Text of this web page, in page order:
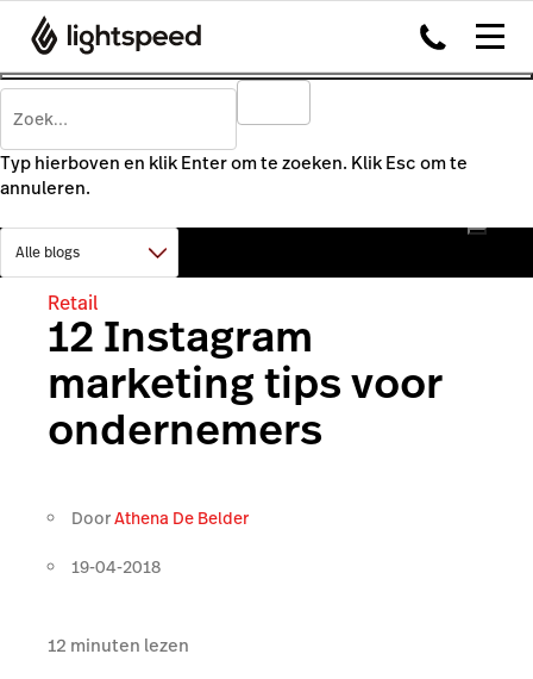
Typ hierboven en klik Enter om te zoeken. Klik Esc om te
annuleren.
Retail
12 Instagram
marketing tips voor
ondernemers
DoorAthena De Belder
19-04-2018
12 minuten lezen